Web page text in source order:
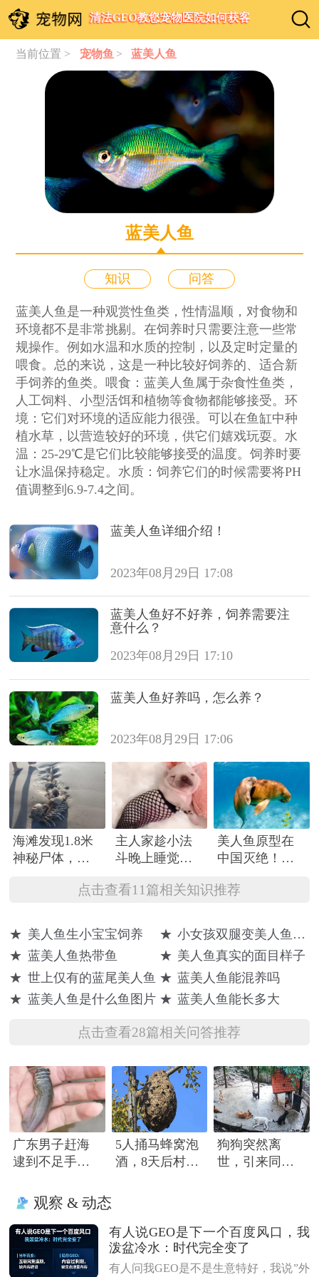
清法GEO教您宠物医院如何获客
当前位置 > 宠物鱼 > 蓝美人鱼
蓝美人鱼
知识 问答
蓝美人鱼是一种观赏性鱼类，性情温顺，对食物和
环境都不是非常挑剔。在饲养时只需要注意一些常
规操作。例如水温和水质的控制，以及定时定量的
喂食。总的来说，这是一种比较好饲养的、适合新
手饲养的鱼类。喂食：蓝美人鱼属于杂食性鱼类，
人工饲料、小型活饵和植物等食物都能够接受。环
境：它们对环境的适应能力很强。可以在鱼缸中种
植水草，以营造较好的环境，供它们嬉戏玩耍。水
温：25-29℃是它们比较能够接受的温度。饲养时要
让水温保持稳定。水质：饲养它们的时候需要将PH
值调整到6.9-7.4之间。
蓝美人鱼详细介绍！
2023年08月29日 17:08
蓝美人鱼好不好养，饲养需要注
意什么？
2023年08月29日 17:10
蓝美人鱼好养吗，怎么养？
2023年08月29日 17:06
海滩发现1.8米
神秘尸体，人
主人家趁小法
斗晚上睡觉，
丝袜，秒变成
公主！
美人鱼原型在
中国灭绝！定
吸，被水认为
点击查看11篇相关知识推荐
★ 美人鱼生小宝宝饲养 ★ 小女孩双腿变美人鱼尾巴
★ 蓝美人鱼热带鱼 ★ 美人鱼真实的面目样子
★ 世上仅有的蓝尾美人鱼 ★ 蓝美人鱼能混养吗
★ 蓝美人鱼是什么鱼图片 ★ 蓝美人鱼能长多大
点击查看28篇相关问答推荐
广东男子赶海
逮到不足手指
隆起像奥特曼
5人捅马蜂窝泡
酒，8天后村民
狗狗突然离
世，引来同伴
观察 & 动态
有人说GEO是下一个百度风口，我
泼盆冷水：时代完全变了
有人问我GEO是不是生意特好，我说”外